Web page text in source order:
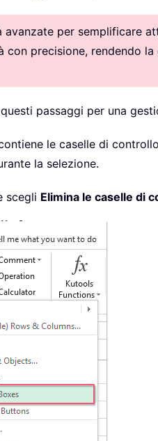
per semplificare
precisione, rendendo
passaggi per una
le caselle di
la selezione.
scegli Elimina le caselle di